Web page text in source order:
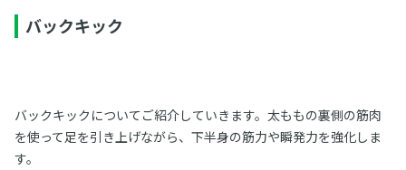
バックキック
バックキックについてご紹介していきます。太ももの裏側の筋肉
を使って足を引き上げながら、下半身の筋力や瞬発力を強化しま
す。